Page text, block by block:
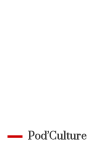
Pod’Culture